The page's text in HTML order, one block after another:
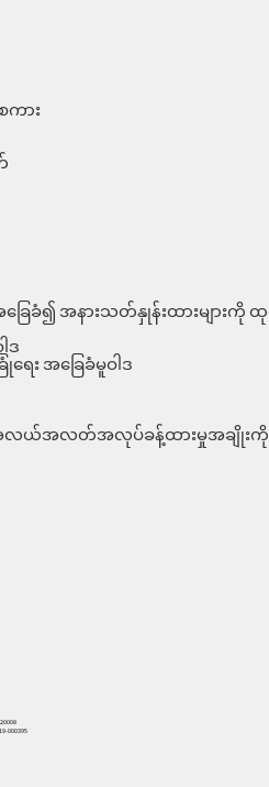
ား
ခြေခံ၍ အနားသတ်နှုန်းထားများကို ထု
ဒ
း အခြေခံမူဝါဒ
ယ်အလတ်အလုပ်ခန့်ထားမှုအချိုးကို ကြ
000395